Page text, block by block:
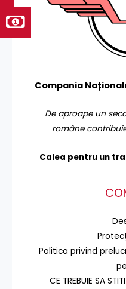
Compania
De aproape un
române
Calea pentru un
Politica privind
CE TREBUIE SA